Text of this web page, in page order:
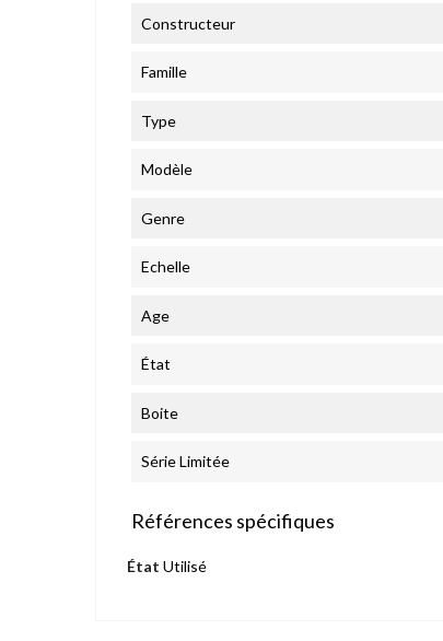
Constructeur
Famille
Type
Modèle
Genre
Echelle
Age
État
Boite
Série Limitée
Références spécifiques
État Utilisé